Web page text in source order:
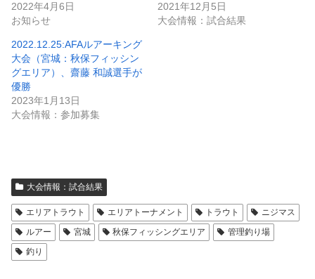
2022年4月6日
お知らせ
2021年12月5日
大会情報：試合結果
2022.12.25:AFAルアーキング
大会（宮城：秋保フィッシン
グエリア）、齋藤 和誠選手が
優勝
2023年1月13日
大会情報：参加募集
大会情報：試合結果
エリアトラウト エリアトーナメント トラウト
ニジマス
ルアー
宮城 秋保フィッシングエリア
管理釣り場
釣り